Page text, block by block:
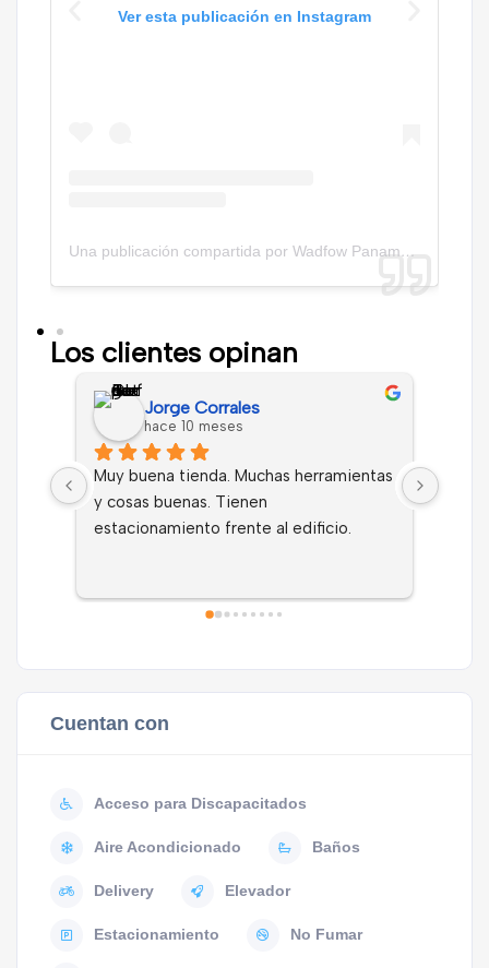
Ver esta publicación en Instagram
Una publicación compartida por Wadfow Panama (@wadfowpanama)
Los clientes opinan
Jorge Corrales
hace 10 meses
Muy buena tienda. Muchas herramientas
y cosas buenas. Tienen
estacionamiento frente al edificio.
Cuentan con
Acceso para Discapacitados
Aire Acondicionado Baños
Delivery Elevador
Estacionamiento No Fumar